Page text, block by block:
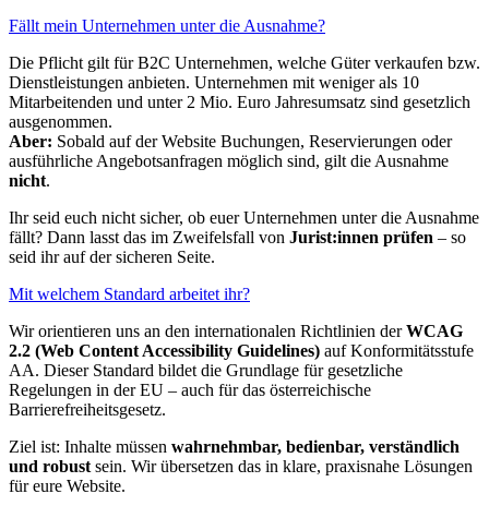
Fällt mein Unternehmen unter die Ausnahme?
Die Pflicht gilt für B2C Unternehmen, welche Güter verkaufen bzw.
Dienstleistungen anbieten. Unternehmen mit weniger als 10
Mitarbeitenden und unter 2 Mio. Euro Jahresumsatz sind gesetzlich
ausgenommen.
Aber: Sobald auf der Website Buchungen, Reservierungen oder
ausführliche Angebotsanfragen möglich sind, gilt die Ausnahme
nicht.
Ihr seid euch nicht sicher, ob euer Unternehmen unter die Ausnahme
fällt? Dann lasst das im Zweifelsfall von Jurist:innen prüfen – so
seid ihr auf der sicheren Seite.
Mit welchem Standard arbeitet ihr?
Wir orientieren uns an den internationalen Richtlinien derWCAG
2.2 (Web Content Accessibility Guidelines) auf Konformitätsstufe
AA. Dieser Standard bildet die Grundlage für gesetzliche
Regelungen in der EU – auch für das österreichische
Barrierefreiheitsgesetz.
Ziel ist: Inhalte müssen wahrnehmbar, bedienbar, verständlich
und robust sein. Wir übersetzen das in klare, praxisnahe Lösungen
für eure Website.